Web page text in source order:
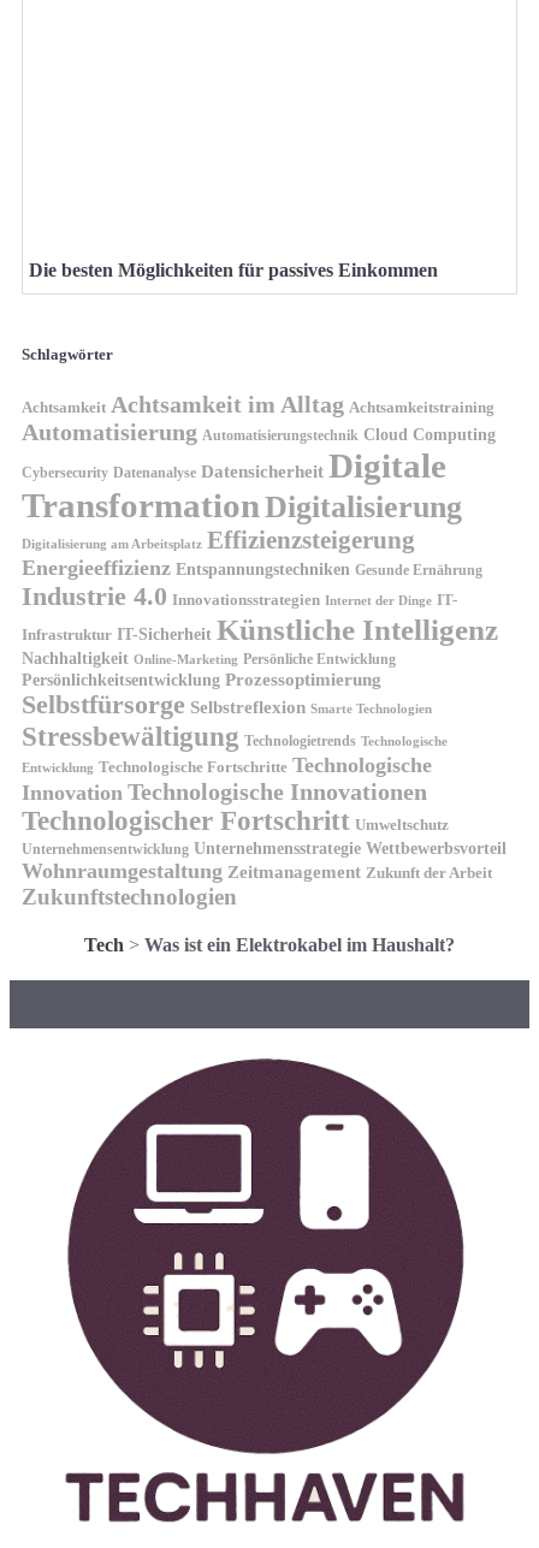
Die besten Möglichkeiten für passives Einkommen
Schlagwörter
Achtsamkeit Achtsamkeit im Alltag Achtsamkeitstraining
Automatisierung Automatisierungstechnik Cloud Computing
Cybersecurity Datenanalyse Datensicherheit Digitale
TransformationDigitalisierung
Digitalisierung am Arbeitsplatz Effizienzsteigerung
Energieeffizienz Entspannungstechniken Gesunde Ernährung
Industrie 4.0 Innovationsstrategien Internet der Dinge IT-
Infrastruktur IT-Sicherheit Künstliche Intelligenz
Nachhaltigkeit Online-Marketing Persönliche Entwicklung
Persönlichkeitsentwicklung Prozessoptimierung
Selbstfürsorge Selbstreflexion Smarte Technologien
Stressbewältigung Technologietrends Technologische
Entwicklung Technologische Fortschritte Technologische
Innovation Technologische Innovationen
Technologischer Fortschritt Umweltschutz
Unternehmensentwicklung Unternehmensstrategie Wettbewerbsvorteil
Wohnraumgestaltung Zeitmanagement Zukunft der Arbeit
Zukunftstechnologien
Tech > Was ist ein Elektrokabel im Haushalt?